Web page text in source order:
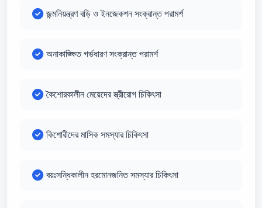
জন্মনিয়ন্ত্রণ বড়ি ও ইনজেকশন সংক্রান্ত পরামর্শ
অনাকাঙ্ক্ষিত গর্ভধারণ সংক্রান্ত পরামর্শ
কৈশোরকালীন মেয়েদের স্ত্রীরোগ চিকিৎসা
কিশোরীদের মাসিক সমস্যার চিকিৎসা
বয়ঃসন্ধিকালীন হরমোনজনিত সমস্যার চিকিৎসা